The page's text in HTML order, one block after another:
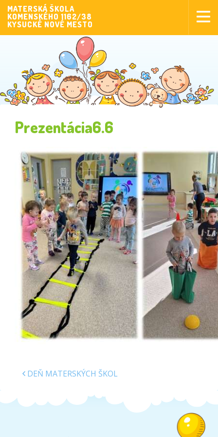
Aktivity pre deti
Fotogaléria
Naša škola
Sponzorstvo
Prijímanie detí
Dokumenty
Krúžková činnosť
Zverejňovanie
Školská jedáleň
Jedálny lístok
Kontakt
Ochrana osobných
údajov – GDPR
Vzdelávanie
zamestnancov
MATERSKÁ ŠKOLA
KOMENSKÉHO 1162/38
KYSUCKÉ NOVÉ MESTO
Prezentácia6.6
DEŇ MATERSKÝCH ŠKOL